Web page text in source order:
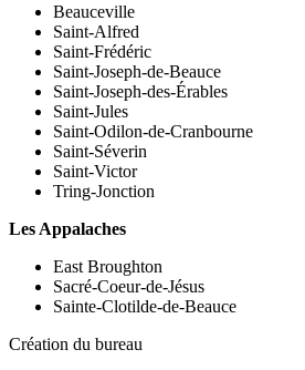
Beauceville
Saint-Alfred
Saint-Frédéric
Saint-Joseph-de-Beauce
Saint-Joseph-des-Érables
Saint-Jules
Saint-Odilon-de-Cranbourne
Saint-Séverin
Saint-Victor
Tring-Jonction
Les Appalaches
East Broughton
Sacré-Coeur-de-Jésus
Sainte-Clotilde-de-Beauce
Création du bureau